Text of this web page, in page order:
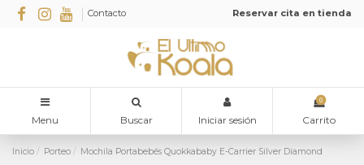
Contacto Reservar cita en tienda
Menu Buscar Iniciar sesión
0
Carrito
Inicio Porteo Mochila Portabebés Quokkababy E-Carrier Silver Diamond